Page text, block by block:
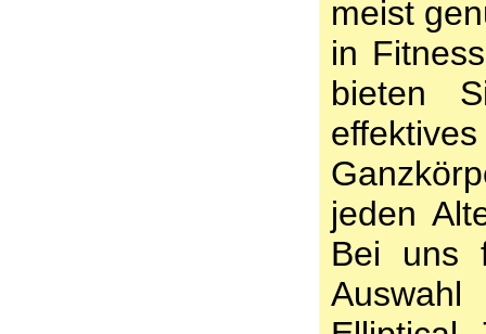
meist
in
bieten
jeden
Bei uns